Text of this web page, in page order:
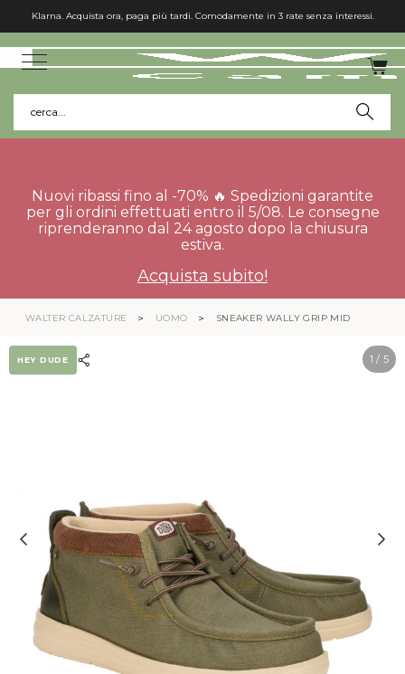
Klarna. Acquista ora, paga più tardi. Comodamente in 3 rate senza interessi.
cerca...
Nuovi ribassi fino al -70% 🔥 Spedizioni garantite
per gli ordini effettuati entro il 5/08. Le consegne
riprenderanno dal 24 agosto dopo la chiusura
estiva.
Acquista subito!
WALTER CALZATURE UOMO SNEAKER WALLY GRIP MID
1 / 5
HEY DUDE